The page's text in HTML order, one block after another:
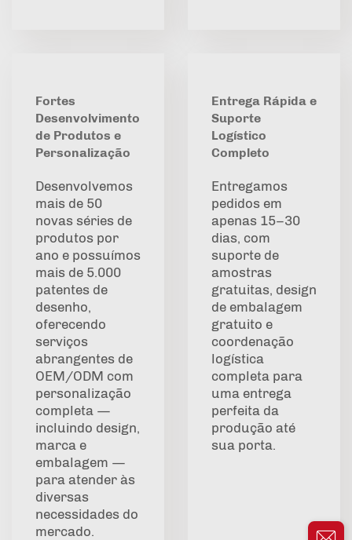
Fortes
Desenvolvimento
de Produtos e
Personalização
Desenvolvemos
mais de 50
novas séries de
produtos por
ano e possuímos
mais de 5.000
patentes de
desenho,
oferecendo
serviços
abrangentes de
OEM/ODM com
personalização
completa —
incluindo design,
marca e
embalagem —
para atender às
diversas
necessidades do
mercado.
Entrega Rápida e
Suporte
Logístico
Completo
Entregamos
pedidos em
apenas 15–30
dias, com
suporte de
amostras
gratuitas, design
de embalagem
gratuito e
coordenação
logística
completa para
uma entrega
perfeita da
produção até
sua porta.